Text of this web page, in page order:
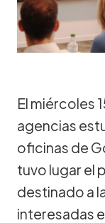
El miércoles
agencias
oficinas de
tuvo lugar el
destinado a
interesadas